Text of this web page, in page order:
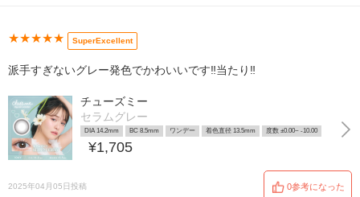
★★★★★ SuperExcellent
派手すぎないグレー発色でかわいいです‼️当たり‼️
チューズミー
セラムグレー
DIA 14.2mm BC 8.5mm ワンデー 着色直径 13.5mm 度数 ±0.00~ -10.00
¥1,705
2025年04月05日投稿 0参考になった